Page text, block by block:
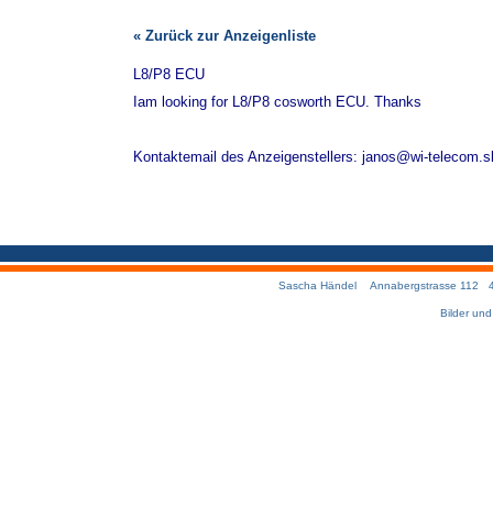
« Zurück zur Anzeigenliste
L8/P8 ECU
Iam looking for L8/P8 cosworth ECU. Thanks
Kontaktemail des Anzeigenstellers: janos@wi-
Sascha Händel Annabergstrasse 112
Bilder